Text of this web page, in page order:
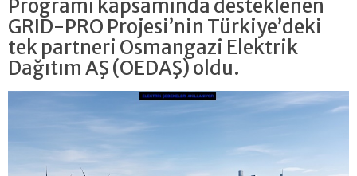
Programı kapsamında desteklenen
GRID-PRO Projesi’nin Türkiye’deki
tek partneri Osmangazi Elektrik
Dağıtım AŞ (OEDAŞ) oldu.